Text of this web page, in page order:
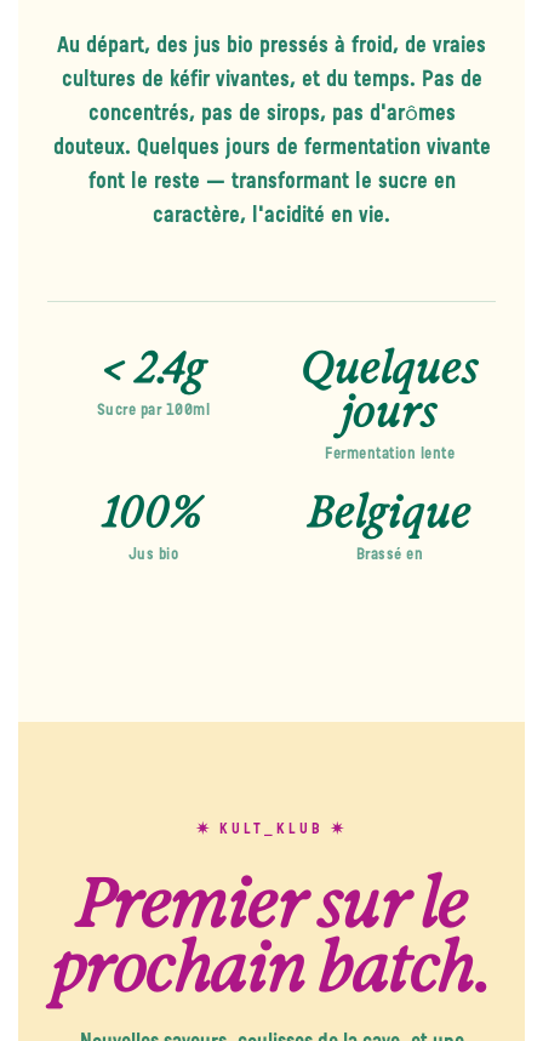
Au départ, des jus bio pressés à froid, de vraies
cultures de kéfir vivantes, et du temps. Pas de
concentrés, pas de sirops, pas d'arômes
douteux. Quelques jours de fermentation vivante
font le reste — transformant le sucre en
caractère, l'acidité en vie.
< 2.4g
Sucre par 100ml
Quelques
jours
Fermentation lente
100%
Jus bio
Belgique
Brassé en
"Si ça ne prend pas de
temps, ce n'est pas du kéfir."
✷ KULT_KLUB ✷
Premier sur le
prochain batch.